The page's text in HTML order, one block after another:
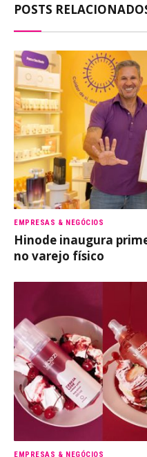
POSTS
EMPRESAS & NEGÓCIOS
Hinode inaugura
no varejo físico
EMPRESAS & NEGÓCIOS